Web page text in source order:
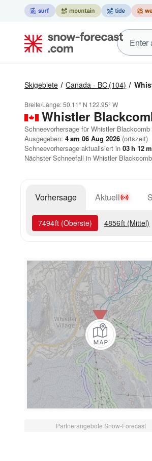
Skigebiete Canada - BC (104)
Breite/Länge:50.11° N 122.95° W
Whistler
Schneevorhersage für Whistler Blackcomb
Ausgegeben: 4 am 06 Aug 2026 (ortszeit)
Schneevorhersage aktualisiert in 03h 12
Nächster Schneefall in Whistler
Vorhersage Aktuell
7494ft (Oberste) 4856ft (Mittel)
Partnerangebote Snow-Forecast